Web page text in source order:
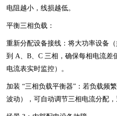
电阻越小，线损越低。
平衡三相负载：
重新分配设备接线：将大功率设备
到 A、B、C 三相，确保每相电流差
电流表实时监控）。
加装 “三相负载平衡器”：若负载频
波动），可自动调节三相电流分配，